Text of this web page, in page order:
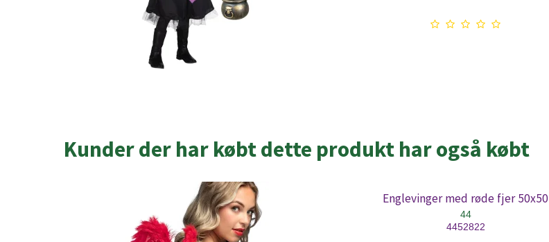
Kunder der har købt dette produkt har også købt
Englevinger med røde fjer 50x50
44
4452822